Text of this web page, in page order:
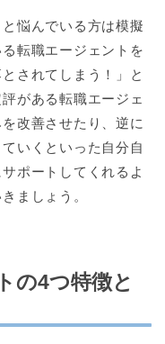
悩んでいる方は模擬
転職エージェントを
されてしまう！」と
がある転職エージェ
改善させたり、逆に
いくといった自分自
ポートしてくれるよ
ましょう。
の4つ特徴と